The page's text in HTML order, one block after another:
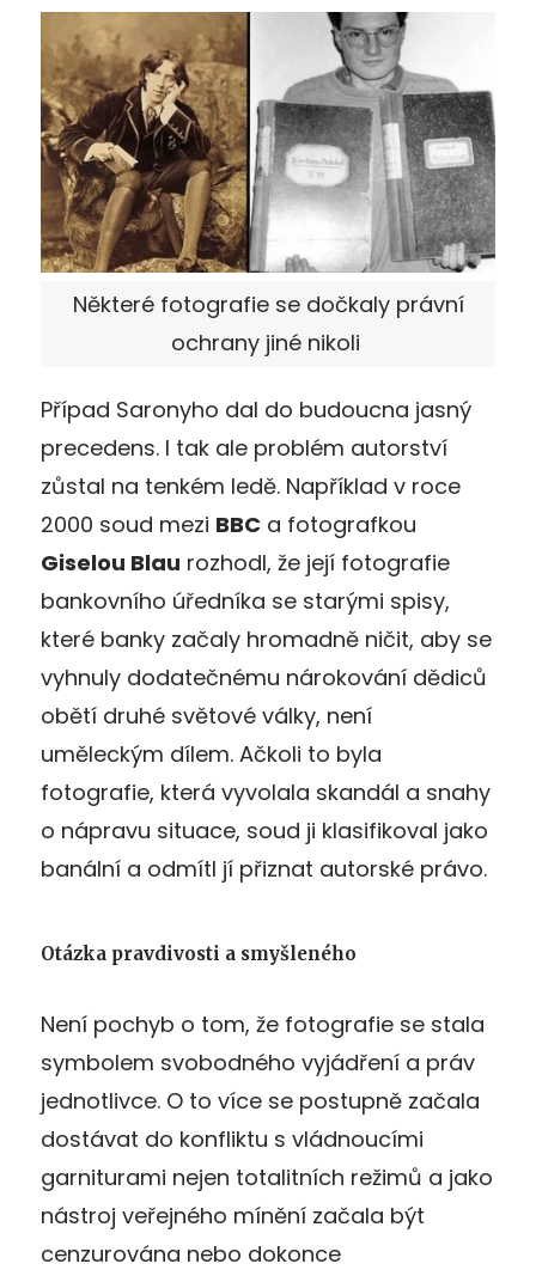
Některé fotografie se dočkaly právní
ochrany jiné nikoli
Případ Saronyho dal do budoucna jasný
precedens. I tak ale problém autorství
zůstal na tenkém ledě. Například v roce
2000 soud mezi BBC a fotografkou
Giselou Blau rozhodl, že její fotografie
bankovního úředníka se starými spisy,
které banky začaly hromadně ničit, aby se
vyhnuly dodatečnému nárokování dědiců
obětí druhé světové války, není
uměleckým dílem. Ačkoli to byla
fotografie, která vyvolala skandál a snahy
o nápravu situace, soud ji klasifikoval jako
banální a odmítl jí přiznat autorské právo.
Otázka pravdivosti a smyšleného
Není pochyb o tom, že fotografie se stala
symbolem svobodného vyjádření a práv
jednotlivce. O to více se postupně začala
dostávat do konfliktu s vládnoucími
garniturami nejen totalitních režimů a jako
nástroj veřejného mínění začala být
cenzurována nebo dokonce